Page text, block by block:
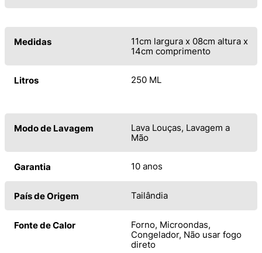
Medidas
11cm largura x 08cm altura x
14cm comprimento
Litros 250 ML
Modo de Lavagem
Lava Louças, Lavagem a
Mão
Garantia 10 anos
País de Origem Tailândia
Fonte de Calor
Forno, Microondas,
Congelador, Não usar fogo
direto